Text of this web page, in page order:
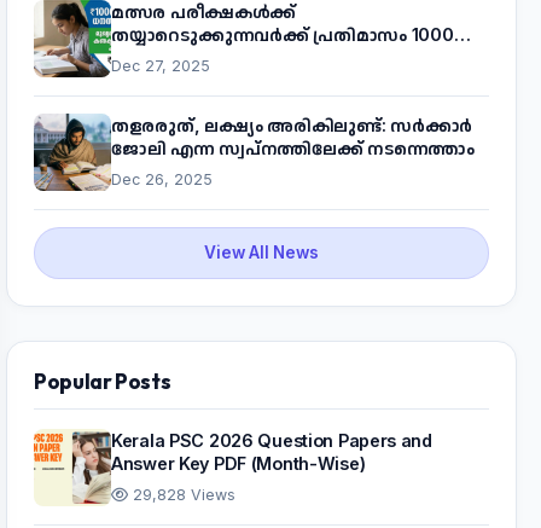
മത്സര പരീക്ഷകൾക്ക്
തയ്യാറെടുക്കുന്നവർക്ക് പ്രതിമാസം 1000
രൂപ! മുഖ്യമന്ത്രിയുടെ 'കണക്ട് ടു വർക്ക്'
പദ്ധതിയെക്കുറിച്ച് അറിയാം
Dec 27, 2025
തളരരുത്, ലക്ഷ്യം അരികിലുണ്ട്: സർക്കാർ
ജോലി എന്ന സ്വപ്നത്തിലേക്ക് നടന്നെത്താം
Dec 26, 2025
View All News
Popular Posts
Kerala PSC 2026 Question Papers and
Answer Key PDF (Month-Wise)
29,828 Views